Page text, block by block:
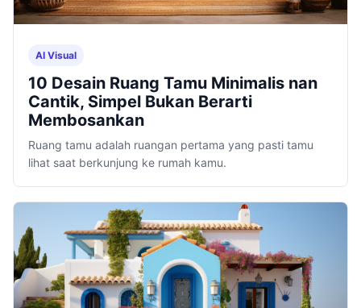
AI Visual
10 Desain Ruang Tamu Minimalis nan
Cantik, Simpel Bukan Berarti
Membosankan
Ruang tamu adalah ruangan pertama yang pasti tamu
lihat saat berkunjung ke rumah kamu.